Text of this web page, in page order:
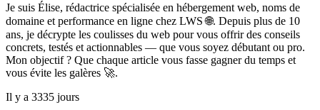
Je suis Élise, rédactrice spécialisée en hébergement web, noms de
domaine et performance en ligne chez LWS 🌐. Depuis plus de 10
ans, je décrypte les coulisses du web pour vous offrir des conseils
concrets, testés et actionnables — que vous soyez débutant ou pro.
Mon objectif ? Que chaque article vous fasse gagner du temps et
vous évite les galères 🚀.
Il y a 3335 jours